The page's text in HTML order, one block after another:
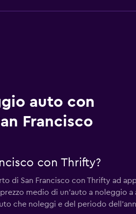
auto con
Francisco
con Thrifty?
di San Francisco con Thrifty ad
medio di un'auto a noleggio
che noleggi e del periodo